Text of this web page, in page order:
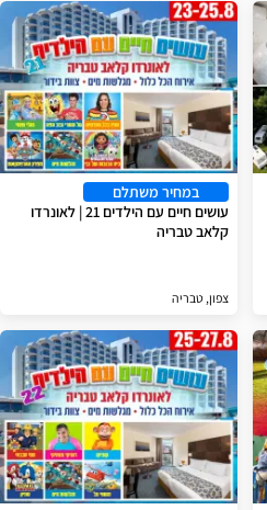
במחיר משתלם
עושים חיים עם הילדים 21 | לאונרדו
קלאב טבריה
צפון, טבריה